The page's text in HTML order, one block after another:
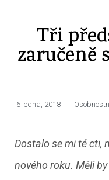
Tři
zaručeně
6 ledna, 2018
Dostalo se mi té cti,
nového roku. Měli